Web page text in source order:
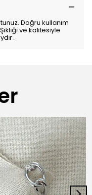
Doğru kullanım
ve kalitesiyle